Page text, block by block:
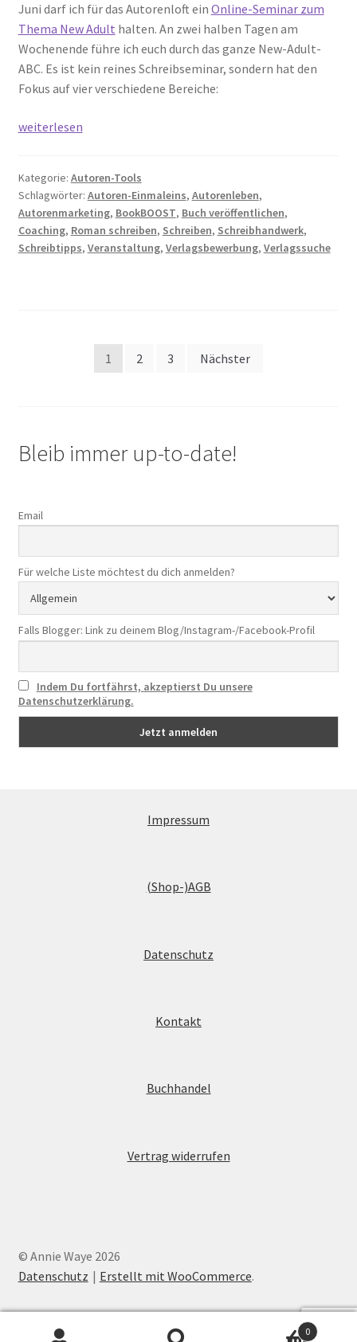
Juni darf ich für das Autorenloft ein Online-Seminar zum
Thema New Adult halten. An zwei halben Tagen am
Wochenende führe ich euch durch das ganze New-Adult-
ABC. Es ist kein reines Schreibseminar, sondern hat den
Fokus auf vier verschiedene Bereiche:
Jetzt
Adult-
Seminar
weiterlesen
Kategorie: Autoren-Tools
Schlagwörter: Autoren-Einmaleins, Autorenleben,
Autorenmarketing, BookBOOST, Buch veröffentlichen,
Coaching, Roman schreiben, Schreiben, Schreibhandwerk,
Schreibtipps, Veranstaltung, Verlagsbewerbung, Verlagssuche
Seitennummerierung
1 2 3 Nächster
Bleib immer up-to-date!
Email
Für welche Liste möchtest du dich anmelden?
Falls Blogger: Link zu deinem Blog/Instagram-/Facebook-Profil
Indem Du fortfährst, akzeptierst Du unsere
Datenschutzerklärung.
Impressum
(Shop-)AGB
Datenschutz
Kontakt
Buchhandel
Vertrag widerrufen
© Annie Waye 2026
Datenschutz
Erstellt mit WooCommerce.
0